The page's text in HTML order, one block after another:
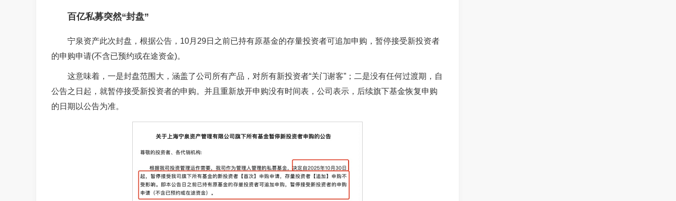
百亿私募突然“封盘”
宁泉资产此次封盘，根据公告，10月29日之前已持有原基金的存量投资者可追加申购，暂停接受新投资者
的申购申请(不含已预约或在途资金)。
这意味着，一是封盘范围大，涵盖了公司所有产品，对所有新投资者“关门谢客”；二是没有任何过渡期，自
公告之日起，就暂停接受新投资者的申购。并且重新放开申购没有时间表，公司表示，后续旗下基金恢复申购
的日期以公告为准。